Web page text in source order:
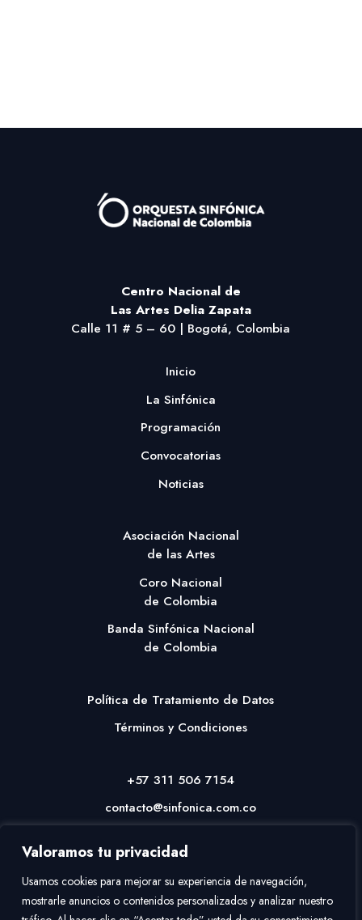
Valoramos tu privacidad
Usamos cookies para mejorar su experiencia de navegación,
mostrarle anuncios o contenidos personalizados y analizar nuestro
Centro Nacional de
Las Artes Delia Zapata
Calle 11 # 5 – 60 | Bogotá, Colombia
Inicio
La Sinfónica
Programación
Convocatorias
Noticias
Asociación Nacional
de las Artes
Coro Nacional
de Colombia
Banda Sinfónica Nacional
de Colombia
Política de Tratamiento de Datos
Términos y Condiciones
+57 311 506 7154
contacto@sinfonica.com.co